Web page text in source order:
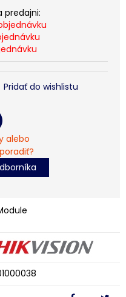
predajni:
Pridať do wishlistu
alebo